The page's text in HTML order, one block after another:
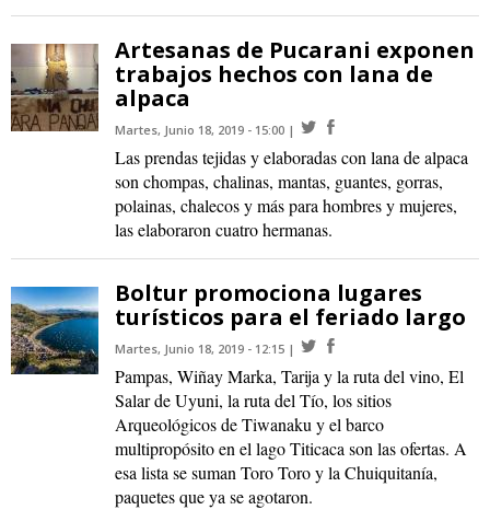
Artesanas de Pucarani exponen
trabajos hechos con lana de
alpaca
Martes, Junio 18, 2019 - 15:00
Las prendas tejidas y elaboradas con lana de alpaca
son chompas, chalinas, mantas, guantes, gorras,
polainas, chalecos y más para hombres y mujeres,
las elaboraron cuatro hermanas.
Boltur promociona lugares
turísticos para el feriado largo
Martes, Junio 18, 2019 - 12:15
Pampas, Wiñay Marka, Tarija y la ruta del vino, El
Salar de Uyuni, la ruta del Tío, los sitios
Arqueológicos de Tiwanaku y el barco
multipropósito en el lago Titicaca son las ofertas. A
esa lista se suman Toro Toro y la Chuiquitanía,
paquetes que ya se agotaron.